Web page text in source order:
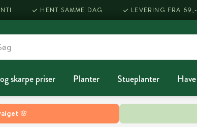
🌸
HENT SAMME DAG LEVERING FRA 69,-
skarpe priser Planter Stueplanter Have